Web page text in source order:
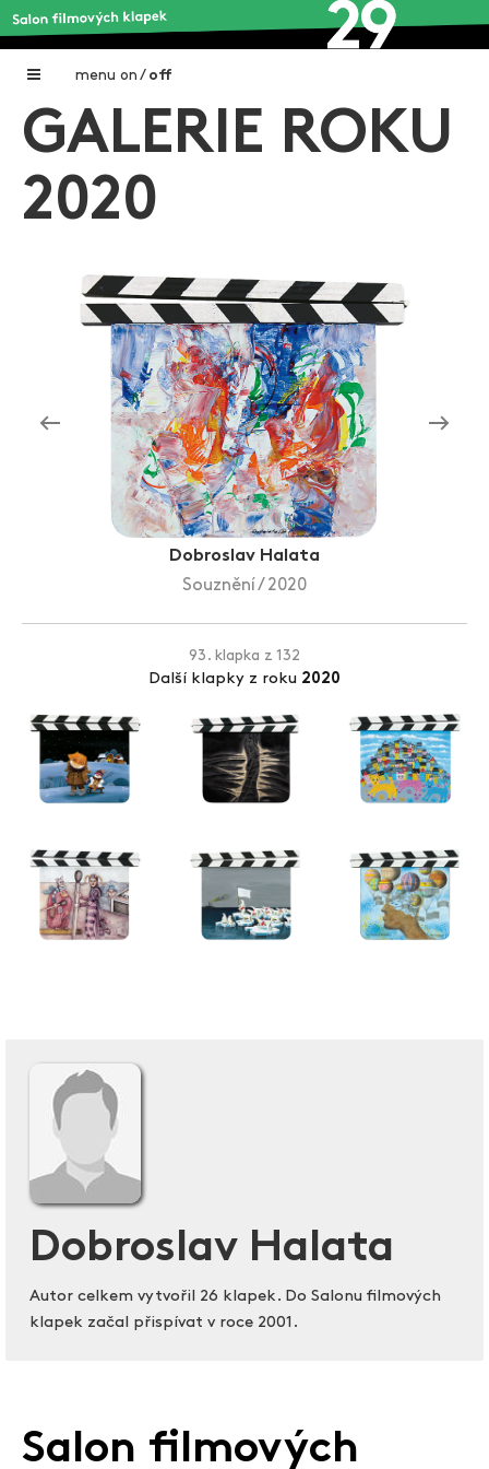
menu on / off
Home
Galerie filmových klapek
O projektu
Aktuální výstavy
Aukce filmových klapek
Aktuality
Zlín Film Festival
GALERIE ROKU
2020
Dobroslav Halata
Souznění / 2020
93. klapka z 132
Další klapky z roku 2020
Dobroslav Halata
Autor celkem vytvořil 26 klapek. Do Salonu filmových
klapek začal přispívat v roce 2001.
Salon filmových